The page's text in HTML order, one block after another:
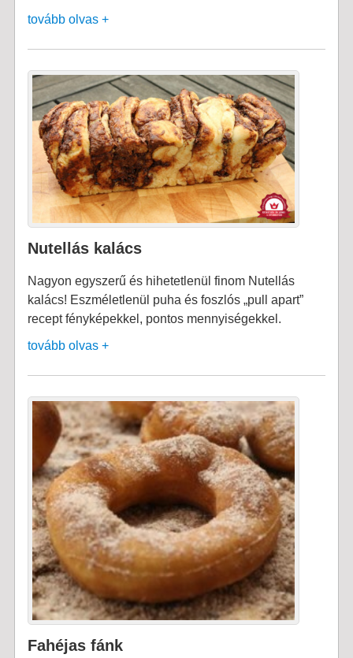
tovább olvas +
Nutellás kalács
Nagyon egyszerű és hihetetlenül finom Nutellás
kalács! Eszméletlenül puha és foszlós „pull apart”
recept fényképekkel, pontos mennyiségekkel.
tovább olvas +
Fahéjas fánk